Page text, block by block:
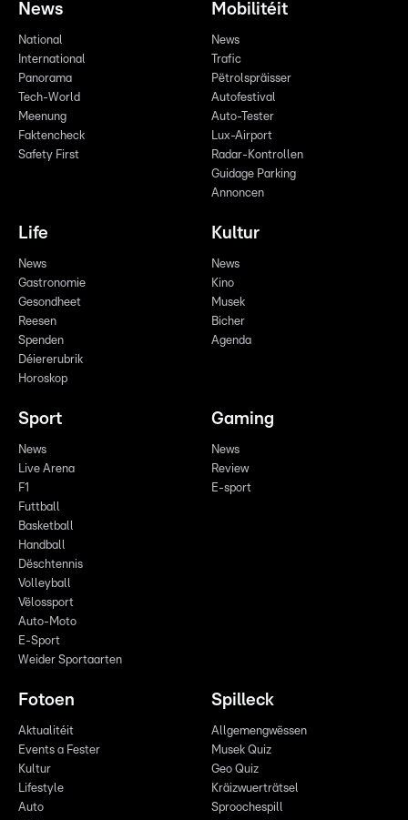
News
National
International
Panorama
Tech-World
Meenung
Faktencheck
Safety First
Mobilitéit
News
Trafic
Pëtrolspräisser
Autofestival
Auto-Tester
Lux-Airport
Radar-Kontrollen
Guidage Parking
Annoncen
Life
News
Gastronomie
Gesondheet
Reesen
Spenden
Déiererubrik
Horoskop
Kultur
News
Kino
Musek
Bicher
Agenda
Sport
News
Live Arena
F1
Futtball
Basketball
Handball
Dëschtennis
Volleyball
Vëlossport
Auto-Moto
E-Sport
Weider Sportaarten
Gaming
News
Review
E-sport
Fotoen
Aktualitéit
Events a Fester
Kultur
Lifestyle
Auto
Spilleck
Allgemengwëssen
Musek Quiz
Geo Quiz
Kräizwuerträtsel
Sproochespill